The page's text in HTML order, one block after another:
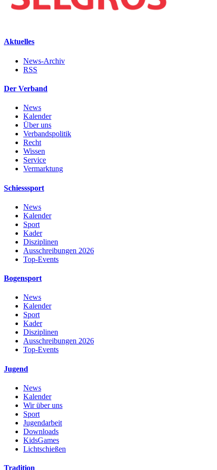
Aktuelles
News-Archiv
RSS
Der Verband
News
Kalender
Über uns
Verbandspolitik
Recht
Wissen
Service
Vermarktung
Schiesssport
News
Kalender
Sport
Kader
Disziplinen
Ausschreibungen 2026
Top-Events
Bogensport
News
Kalender
Sport
Kader
Disziplinen
Ausschreibungen 2026
Top-Events
Jugend
News
Kalender
Wir über uns
Sport
Jugendarbeit
Downloads
KidsGames
Lichtschießen
Tradition